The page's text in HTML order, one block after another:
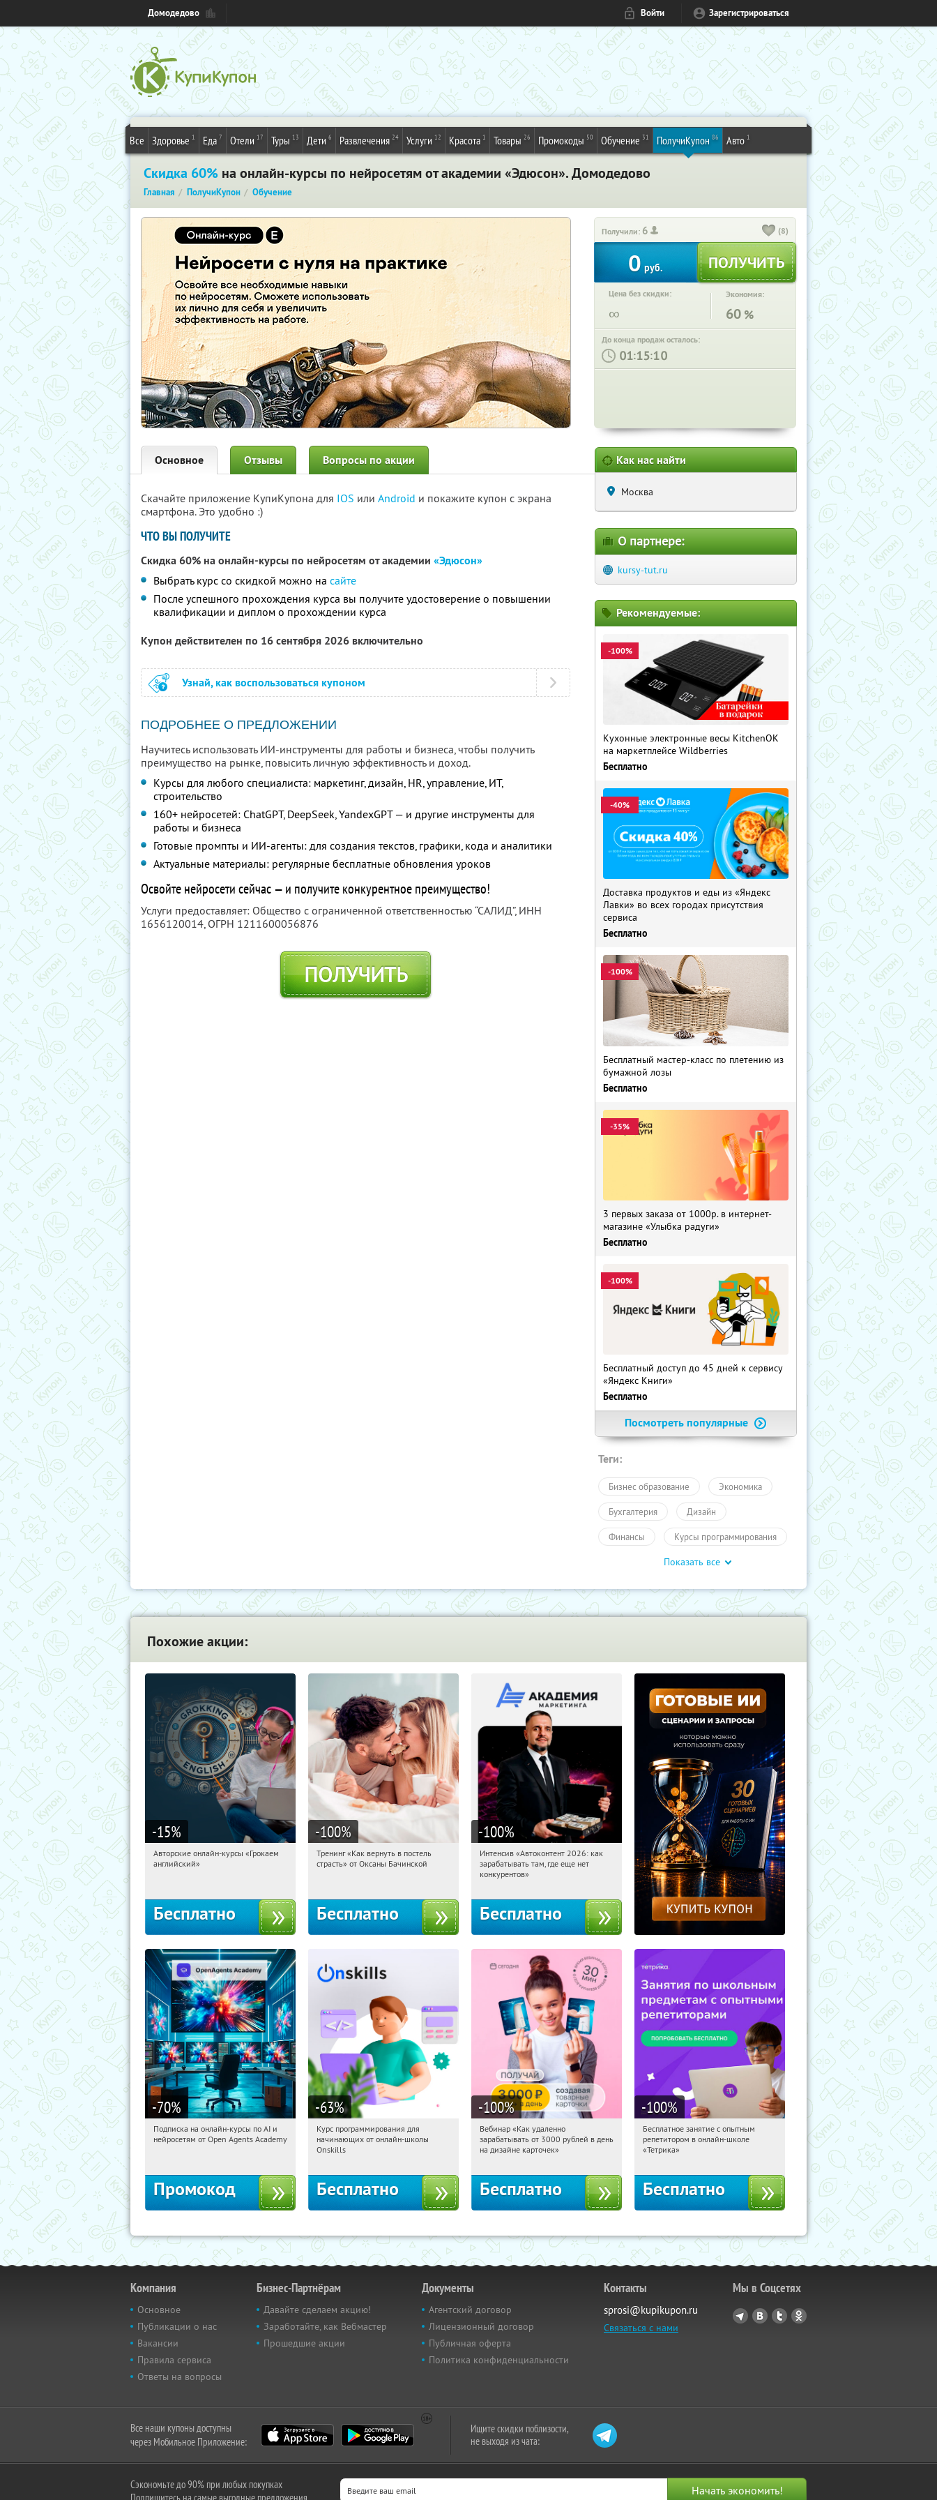
Домодедово Войти Зарегистрироваться
Все Здоровье 1 Еда 7 Отели 17 Туры 13 Дети 6 Развлечения 24 Услуги 12 Красота 1 Товары 26 Промокоды 50 Обучение 31 ПолучиКупон 86 Авто 1
Скидка 60% на онлайн-курсы по нейросетям от академии «Эдюсон». Домодедово
Главная ПолучиКупон Обучение
Получили: 6 (8)
0 руб.
Цена без скидки:
∞
Экономия:
60 %
До конца продаж осталось:
: :
Основное Отзывы Вопросы по акции
Скачайте приложение КупиКупона для IOS или Android и покажите купон с экрана
смартфона. Это удобно :)
ЧТО ВЫ ПОЛУЧИТЕ
Скидка 60% на онлайн-курсы по нейросетям от академии «Эдюсон»
Выбрать курс со скидкой можно на сайте
После успешного прохождения курса вы получите удостоверение о повышении
квалификации и диплом о прохождении курса
Купон действителен по 16 сентября 2026 включительно
Узнай, как воспользоваться купоном
ПОДРОБНЕЕ О ПРЕДЛОЖЕНИИ
Научитесь использовать ИИ-инструменты для работы и бизнеса, чтобы получить
преимущество на рынке, повысить личную эффективность и доход.
Курсы для любого специалиста: маркетинг, дизайн, HR, управление, ИТ,
строительство
160+ нейросетей: ChatGPT, DeepSeek, YandexGPT — и другие инструменты для
работы и бизнеса
Готовые промпты и ИИ-агенты: для создания текстов, графики, кода и аналитики
Актуальные материалы: регулярные бесплатные обновления уроков
Освойте нейросети сейчас — и получите конкурентное преимущество!
Услуги предоставляет: Общество с ограниченной ответственностью “САЛИД”, ИНН
1656120014, ОГРН 1211600056876
ПОЛУЧИТЬ
Как нас найти
Москва
О партнере:
kursy-tut.ru
Рекомендуемые:
-100%
Кухонные электронные весы KitchenOK
на маркетплейсе Wildberries
Бесплатно
-40%
Доставка продуктов и еды из «Яндекс
Лавки» во всех городах присутствия
сервиса
Бесплатно
-100%
Бесплатный мастер-класс по плетению из
бумажной лозы
Бесплатно
-35%
3 первых заказа от 1000р. в интернет-
магазине «Улыбка радуги»
Бесплатно
-100%
Бесплатный доступ до 45 дней к сервису
«Яндекс Книги»
Бесплатно
Посмотреть популярные
Теги:
Бизнес образование Экономика
Бухгалтерия Дизайн
Финансы Курсы программирования
Повышение квалификации
ПолучиКупон Обучение
Другое Обучение
Показать все
Похожие акции:
-15%
04:15:05 Получили:
Авторские онлайн-курсы «Грокаем
английский»
Бесплатно
-100%
04:15:05 Получили:
Тренинг «Как вернуть в постель
страсть» от Оксаны Бачинской
Бесплатно
-100%
04:15:05 Получили:
Россия
Интенсив «Автоконтент 2026: как
зарабатывать там, где еще нет
конкурентов»
Бесплатно
-70%
04:15:05 Получили:
Подписка на онлайн-курсы по AI и
нейросетям от Open Agents Academy
Промокод
-63%
04:15:05 Получили:
Россия
Курс программирования для
начинающих от онлайн-школы
Onskills
Бесплатно
-100%
04:15:05 Получили:
Россия
Вебинар «Как удаленно
зарабатывать от 3000 рублей в день
на дизайне карточек»
Бесплатно
-100%
04:15:05 Получили:
Москва, Россия
Бесплатное занятие с опытным
репетитором в онлайн-школе
«Тетрика»
Бесплатно
Компания
Основное
Публикации о нас
Вакансии
Правила сервиса
Ответы на вопросы
Бизнес-Партнёрам
Давайте сделаем акцию!
Заработайте, как Вебмастер
Прошедшие акции
Документы
Агентский договор
Лицензионный договор
Публичная оферта
Политика конфиденциальности
Контакты
sprosi@kupikupon.ru
Связаться с нами
Мы в Соцсетях
Все наши купоны доступны
через Мобильное Приложение:
Ищите скидки поблизости,
не выходя из чата:
Сэкономьте до 90% при любых покупках